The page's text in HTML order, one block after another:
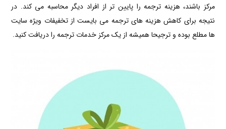
مرکز باشند، هزینه ترجمه را پایین تر از افراد دیگر محاسبه می کند. در
نتیجه برای کاهش هزینه های ترجمه می بایست از تخفیفات ویژه سایت
ها مطلع بوده و ترجیحا همیشه از یک مرکز خدمات ترجمه را دریافت کنید.